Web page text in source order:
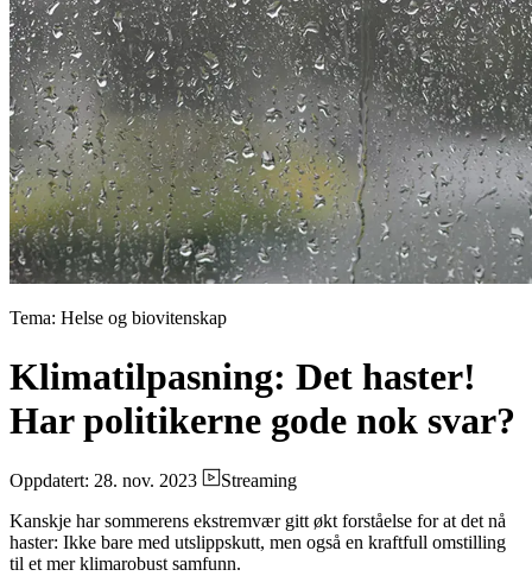
Tema: Helse og biovitenskap
Klimatilpasning: Det haster!
Har politikerne gode nok svar?
Oppdatert: 28. nov. 2023
Streaming
Kanskje har sommerens ekstremvær gitt økt forståelse for at det nå
haster: Ikke bare med utslippskutt, men også en kraftfull omstilling
til et mer klimarobust samfunn.